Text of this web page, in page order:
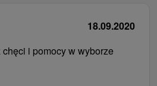
18.09.2020
i pomocy w wyborze